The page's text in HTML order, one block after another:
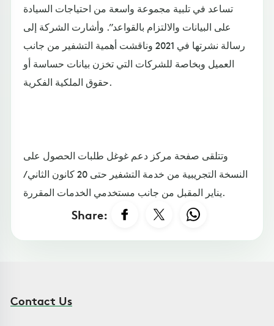
تساعد في تلبية مجموعة واسعة من احتياجات السيادة
على البيانات والالتزام بالقواعد”. وأشارت الشركة إلى
رسالة نشرتها في 2021 وناقشت أهمية التشفير من جانب
العميل وبخاصة للشركات التي تخزن بيانات حساسة أو
حقوق الملكية الفكرية.
وتتلقى صفحة مركز دعم غوغل طلبات الحصول على
النسخة التجريبية من خدمة التشفير حتى 20 كانون الثاني/
يناير المقبل من جانب مستخدمي الخدمات المقررة.
Share:
Contact Us